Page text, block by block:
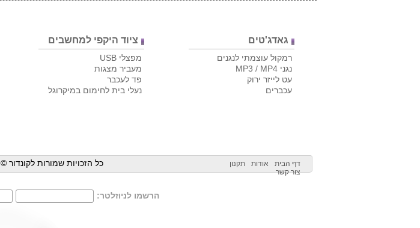
גאדג'טים
רמקול עוצמתי לנגנים
נגני MP3 / MP4
עט לייזר ירוק
עכברים
ציוד היקפי למחשבים
מפצלי USB
מעביר מצגות
פד לעכבר
נעלי בית לחימום במיקרוגל
דף הבית אודות
תקנון
צור קשר
כל הזכויות שמורות לקונדור ©
הרשמו לניוזלטר: